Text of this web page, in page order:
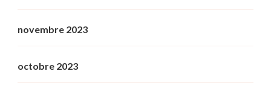
novembre 2023
octobre 2023